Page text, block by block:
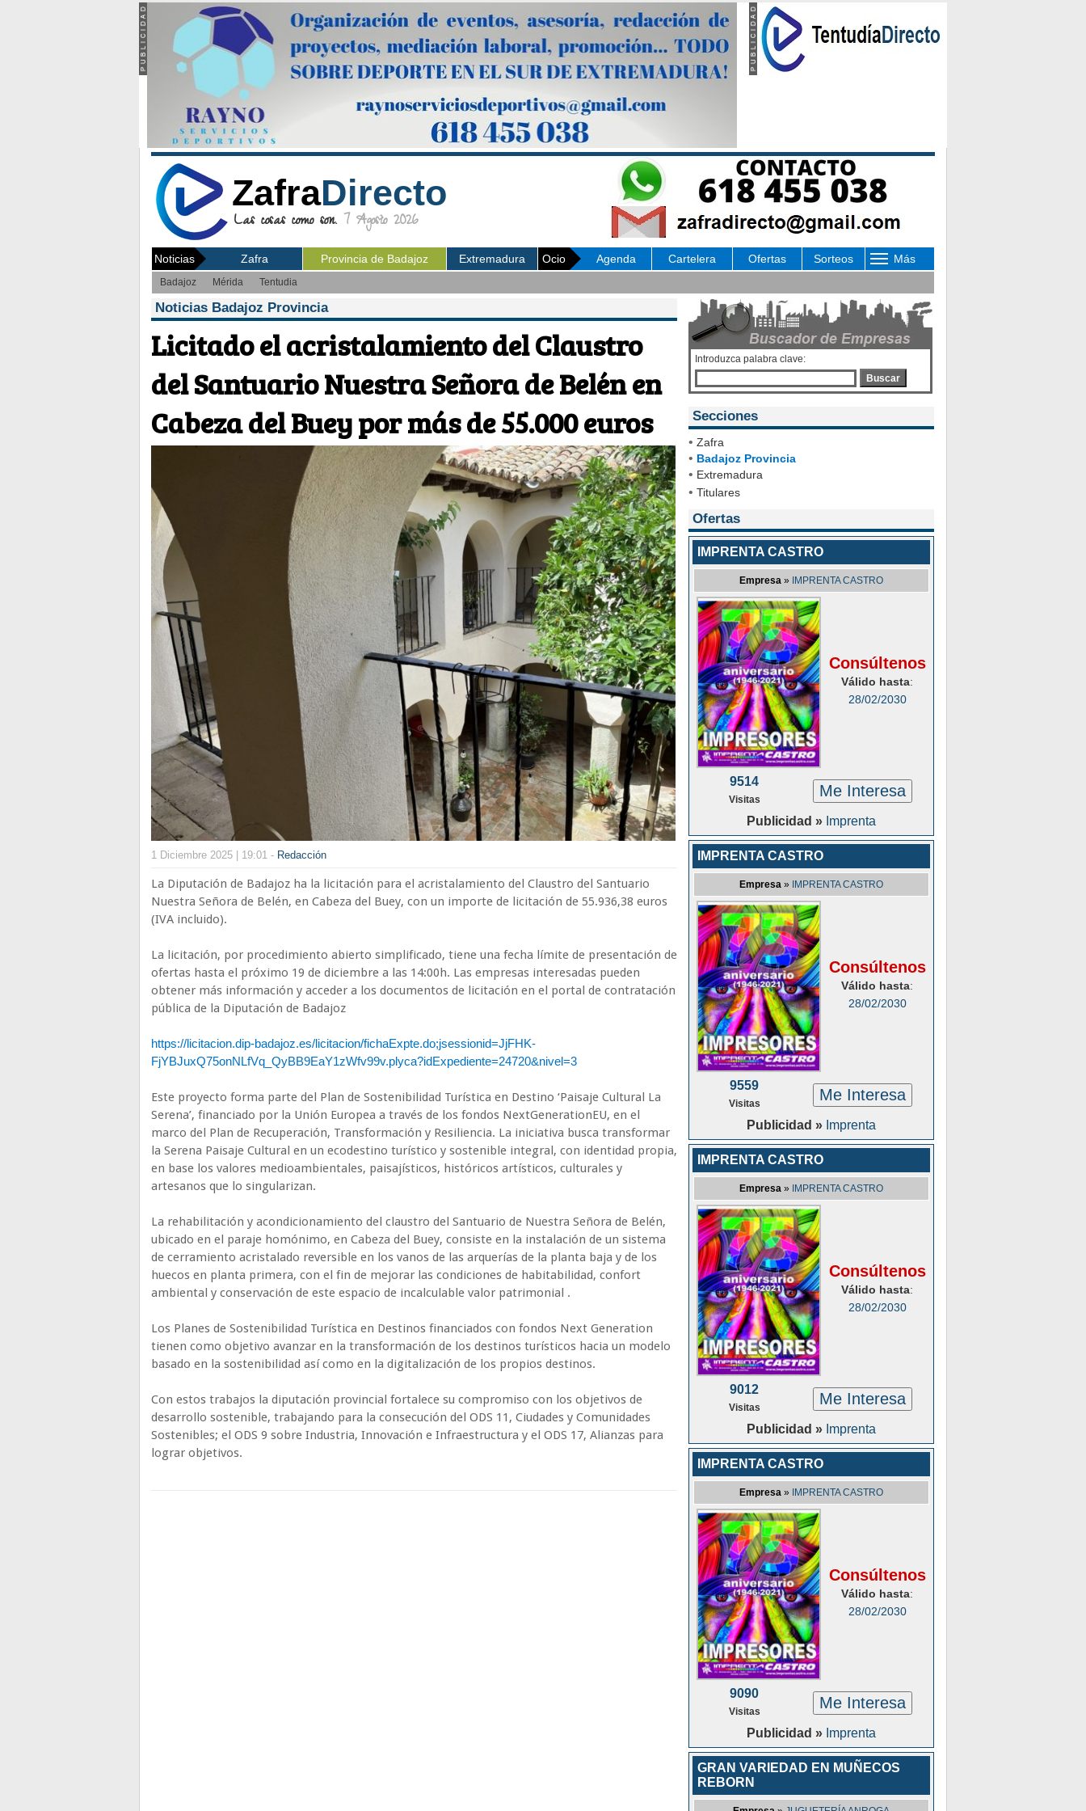
ZafraDirecto
Las cosas como son. 7 Agosto 2026
Noticias Zafra Provincia de Badajoz Extremadura Ocio Agenda Cartelera Ofertas Sorteos Más
Badajoz Mérida Tentudia
Noticias Badajoz Provincia
Licitado el acristalamiento del Claustro
del Santuario Nuestra Señora de Belén en
Cabeza del Buey por más de 55.000 euros
1 Diciembre 2025 | 19:01 - Redacción
La Diputación de Badajoz ha la licitación para el acristalamiento del Claustro del Santuario
Nuestra Señora de Belén, en Cabeza del Buey, con un importe de licitación de 55.936,38 euros
(IVA incluido).
La licitación, por procedimiento abierto simplificado, tiene una fecha límite de presentación de
ofertas hasta el próximo 19 de diciembre a las 14:00h. Las empresas interesadas pueden
obtener más información y acceder a los documentos de licitación en el portal de contratación
pública de la Diputación de Badajoz
https://licitacion.dip-badajoz.es/licitacion/fichaExpte.do;jsessionid=JjFHK-
FjYBJuxQ75onNLfVq_QyBB9EaY1zWfv99v.plyca?idExpediente=24720&nivel=3
Este proyecto forma parte del Plan de Sostenibilidad Turística en Destino ‘Paisaje Cultural La
Serena’, financiado por la Unión Europea a través de los fondos NextGenerationEU, en el
marco del Plan de Recuperación, Transformación y Resiliencia. La iniciativa busca transformar
la Serena Paisaje Cultural en un ecodestino turístico y sostenible integral, con identidad propia,
en base los valores medioambientales, paisajísticos, históricos artísticos, culturales y
artesanos que lo singularizan.
La rehabilitación y acondicionamiento del claustro del Santuario de Nuestra Señora de Belén,
ubicado en el paraje homónimo, en Cabeza del Buey, consiste en la instalación de un sistema
de cerramiento acristalado reversible en los vanos de las arquerías de la planta baja y de los
huecos en planta primera, con el fin de mejorar las condiciones de habitabilidad, confort
ambiental y conservación de este espacio de incalculable valor patrimonial .
Los Planes de Sostenibilidad Turística en Destinos financiados con fondos Next Generation
tienen como objetivo avanzar en la transformación de los destinos turísticos hacia un modelo
basado en la sostenibilidad así como en la digitalización de los propios destinos.
Con estos trabajos la diputación provincial fortalece su compromiso con los objetivos de
desarrollo sostenible, trabajando para la consecución del ODS 11, Ciudades y Comunidades
Sostenibles; el ODS 9 sobre Industria, Innovación e Infraestructura y el ODS 17, Alianzas para
lograr objetivos.
Introduzca palabra clave:
Buscar
Secciones
• Zafra
• Badajoz Provincia
• Extremadura
• Titulares
Ofertas
IMPRENTA CASTRO
Empresa » IMPRENTA CASTRO
Consúltenos
Válido hasta:
28/02/2030
9514
Visitas Me Interesa
Publicidad » Imprenta
IMPRENTA CASTRO
Empresa » IMPRENTA CASTRO
Consúltenos
Válido hasta:
28/02/2030
9559
Visitas Me Interesa
Publicidad » Imprenta
IMPRENTA CASTRO
Empresa » IMPRENTA CASTRO
Consúltenos
Válido hasta:
28/02/2030
9012
Visitas Me Interesa
Publicidad » Imprenta
IMPRENTA CASTRO
Empresa » IMPRENTA CASTRO
Consúltenos
Válido hasta:
28/02/2030
9090
Visitas Me Interesa
Publicidad » Imprenta
GRAN VARIEDAD EN MUÑECOS
REBORN